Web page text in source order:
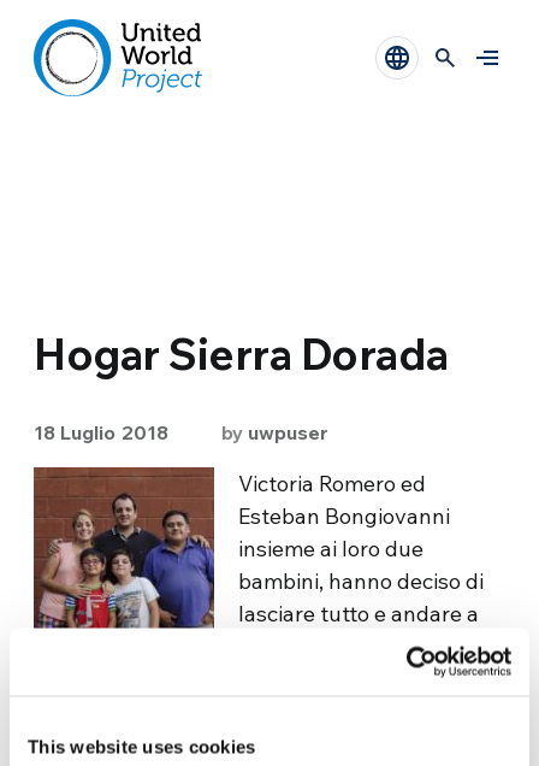
This website uses cookies
Hogar Sierra Dorada
18 Luglio 2018 by uwpuser
Victoria Romero ed
Esteban Bongiovanni
insieme ai loro due
bambini, hanno deciso di
lasciare tutto e andare a
vivere a San Marcos
coinvolti in casi giudiziari.